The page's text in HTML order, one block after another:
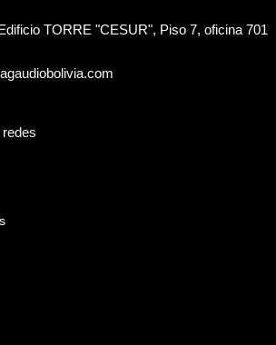
TORRE "CESUR", Piso 7, oficina 701